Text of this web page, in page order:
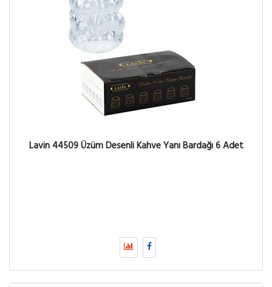
Lavin 44509 Üzüm Desenli Kahve Yanı Bardağı 6 Adet